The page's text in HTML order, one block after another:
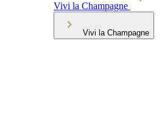
Vivi la Champagne
Vivi la Champagne